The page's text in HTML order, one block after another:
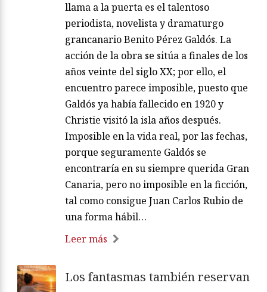
llama a la puerta es el talentoso
periodista, novelista y dramaturgo
grancanario Benito Pérez Galdós. La
acción de la obra se sitúa a finales de los
años veinte del siglo XX; por ello, el
encuentro parece imposible, puesto que
Galdós ya había fallecido en 1920 y
Christie visitó la isla años después.
Imposible en la vida real, por las fechas,
porque seguramente Galdós se
encontraría en su siempre querida Gran
Canaria, pero no imposible en la ficción,
tal como consigue Juan Carlos Rubio de
una forma hábil…
Leer más
Los fantasmas también reservan